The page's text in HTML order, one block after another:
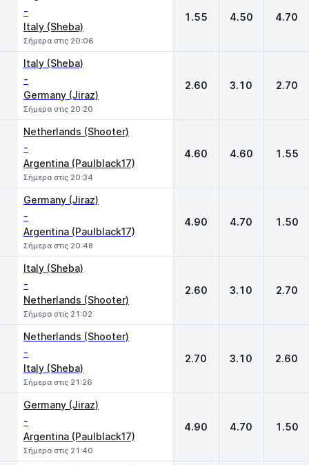
-
Italy (Sheba)
Σήμερα στις 20:06
1.55 4.50 4.70
Italy (Sheba)
-
Germany (Jiraz)
Σήμερα στις 20:20
2.60 3.10 2.70
Netherlands (Shooter)
-
Argentina (Paulblack17)
Σήμερα στις 20:34
4.60 4.60 1.55
Germany (Jiraz)
-
Argentina (Paulblack17)
Σήμερα στις 20:48
4.90 4.70 1.50
Italy (Sheba)
-
Netherlands (Shooter)
Σήμερα στις 21:02
2.60 3.10 2.70
Netherlands (Shooter)
-
Italy (Sheba)
Σήμερα στις 21:26
2.70 3.10 2.60
Germany (Jiraz)
-
Argentina (Paulblack17)
Σήμερα στις 21:40
4.90 4.70 1.50